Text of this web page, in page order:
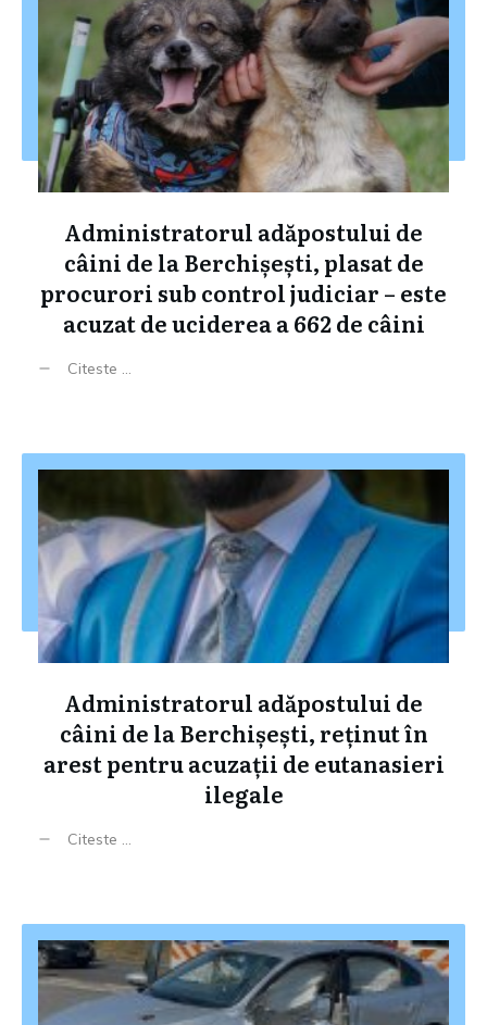
Administratorul adăpostului de
câini de la Berchișești, plasat de
procurori sub control judiciar – este
acuzat de uciderea a 662 de câini
Citeste ...
Administratorul adăpostului de
câini de la Berchișești, reținut în
arest pentru acuzații de eutanasieri
ilegale
Citeste ...